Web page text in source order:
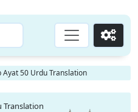
Go
Ayat 50 Urdu Translation
Translation